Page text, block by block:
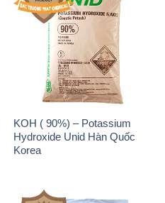
KOH ( 90%) – Potassium
Hydroxide Unid Hàn Quốc
Korea